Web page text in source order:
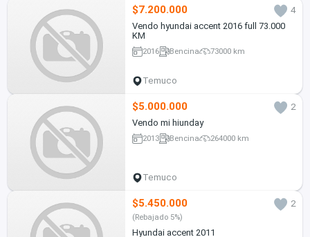
$7.200.000
4
Vendo hyundai accent 2016 full 73.000
KM
2016 Bencina 73000 km
Temuco
$5.000.000
2
Vendo mi hiunday
2013 Bencina 264000 km
Temuco
$5.450.000 2
(Rebajado 5%)
Hyundai accent 2011